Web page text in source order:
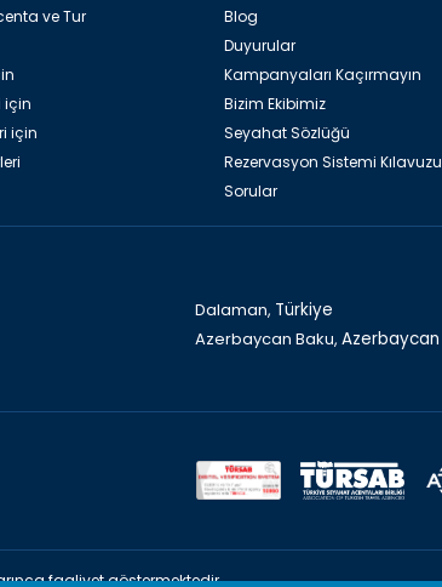
ve Tur
için
için
Blog
Duyurular
Kampanyaları Kaçırmayın
Bizim Ekibimiz
Seyahat Sözlüğü
Rezervasyon Sistemi Kılavuzu
Sorular
Dalaman, Türkiye
Azerbaycan Baku, Azerbaycan
faaliyet göstermektedir